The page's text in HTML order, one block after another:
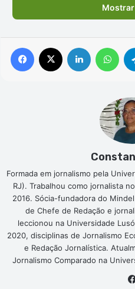
Facebook Linkedin
Formada em jornalismo pela
RJ). Trabalhou como jornalista
2016. Sócia-fundadora do
de Chefe de Redação e
leccionou na Universidade
2020, disciplinas de Jornalismo
e Redação Jornalística.
Jornalismo Comparado na